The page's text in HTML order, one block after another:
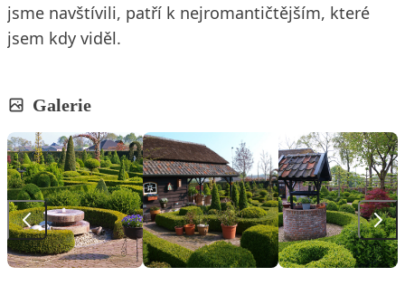
jsme navštívili, patří k nejromantičtějším, které
jsem kdy viděl.
Galerie